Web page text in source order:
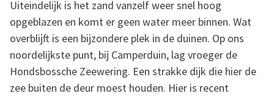
Uiteindelijk is het zand vanzelf weer snel hoog
opgeblazen en komt er geen water meer binnen. Wat
overblijft is een bijzondere plek in de duinen. Op ons
noordelijkste punt, bij Camperduin, lag vroeger de
Hondsbossche Zeewering. Een strakke dijk die hier de
zee buiten de deur moest houden. Hier is recent